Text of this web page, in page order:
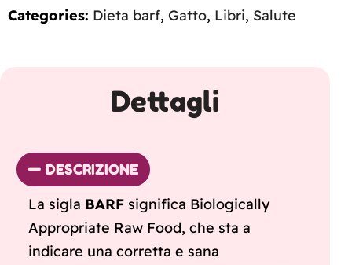
Categories: Dieta barf, Gatto, Libri, Salute
Dettagli
DESCRIZIONE
La sigla BARF significa Biologically
Appropriate Raw Food, che sta a
indicare una corretta e sana